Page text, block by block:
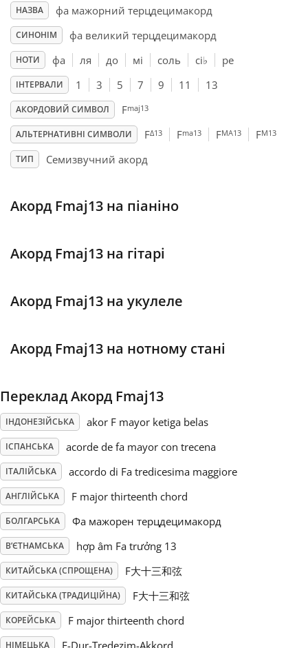
Español
Français
한국어
हिन्दी
Tiếng Việt
Türkçe
Українська
简体中文
繁體中文
НАЗВА фа мажорний терцдецимакорд
СИНОНІМ фа великий терцдецимакорд
НОТИ фа ля до мі соль сі♭ ре
ІНТЕРВАЛИ 1 3 5 7 9 11 13
АКОРДОВИЙ СИМВОЛ Fmaj13
АЛЬТЕРНАТИВНІ СИМВОЛИ FΔ13 Fma13 FMA13 FM13
ТИП Семизвучний акорд
Акорд Fmaj13 на піаніно
Акорд Fmaj13 на гітарі
Акорд Fmaj13 на укулеле
Акорд Fmaj13 на нотному стані
Переклад Акорд Fmaj13
ІНДОНЕЗІЙСЬКА akor F mayor ketiga belas
ІСПАНСЬКА acorde de fa mayor con trecena
ІТАЛІЙСЬКА accordo di Fa tredicesima maggiore
АНГЛІЙСЬКА F major thirteenth chord
БОЛГАРСЬКА Фа мажорен терцдецимакорд
В’ЄТНАМСЬКА hợp âm Fa trưởng 13
КИТАЙСЬКА (СПРОЩЕНА) F大十三和弦
КИТАЙСЬКА (ТРАДИЦІЙНА) F大十三和弦
КОРЕЙСЬКА F major thirteenth chord
НІМЕЦЬКА